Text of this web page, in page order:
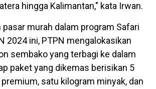
hingga Kalimantan," kata Irwan.
pasar murah dalam program Safari
2024 ini, PTPN mengalokasikan
sembako yang terbagi ke dalam
paket yang dikemas berisikan 5
satu kilogram minyak, dan